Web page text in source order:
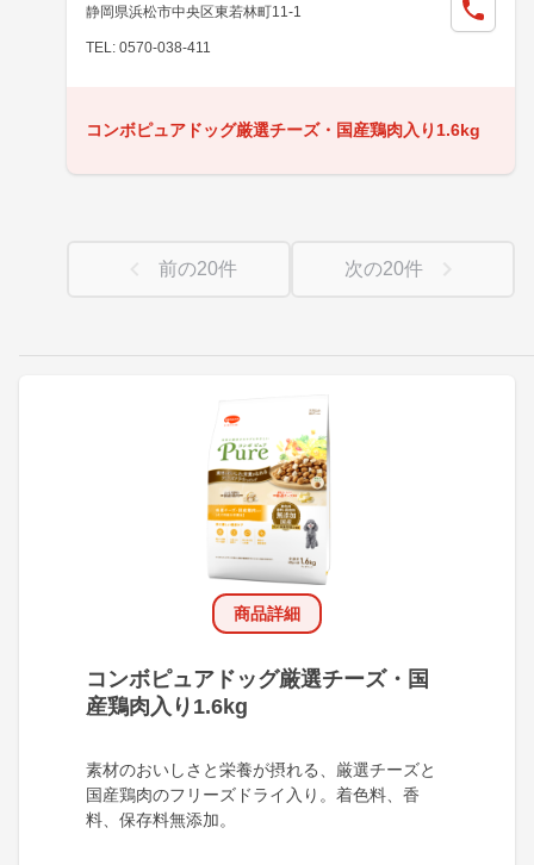
商品詳細
コンボピュアドッグ厳選チーズ・国
産鶏肉入り1.6kg
素材のおいしさと栄養が摂れる、厳選チーズと
国産鶏肉のフリーズドライ入り。着色料、香
料、保存料無添加。
静岡県浜松市中央区東若林町11-1
TEL: 0570-038-411
コンボピュアドッグ厳選チーズ・国産鶏肉入り1.6kg
前の20件 次の20件